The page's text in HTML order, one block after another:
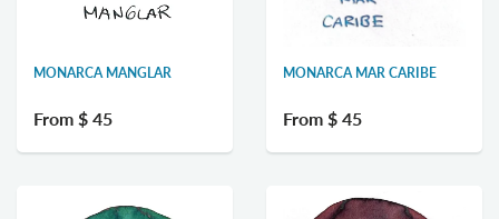
MONARCA MANGLAR
From $ 45
MONARCA MAR CARIBE
From $ 45